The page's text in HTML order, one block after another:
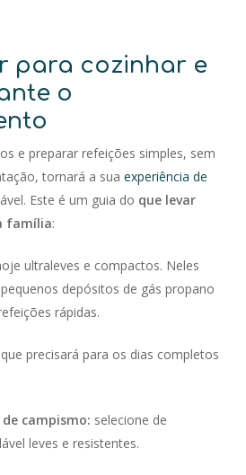
para cozinhar e
o
e preparar refeições simples, sem
tornará a sua experiência de
Este é um guia do que levar
família:
ultraleves e compactos. Neles
depósitos de gás propano
rápidas.
precisará para os dias completos
campismo: selecione de
leves e resistentes.